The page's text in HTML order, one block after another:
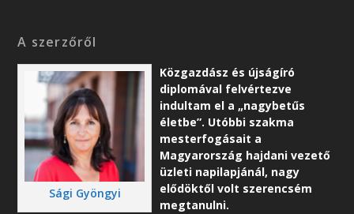
A szerzőről
Sági Gyöngyi
Közgazdász és újságíró
diplomával felvértezve
indultam el a „nagybetűs
életbe”. Utóbbi szakma
mesterfogásait a
Magyarország hajdani vezető
üzleti napilapjánál, nagy
elődöktől volt szerencsém
megtanulni.